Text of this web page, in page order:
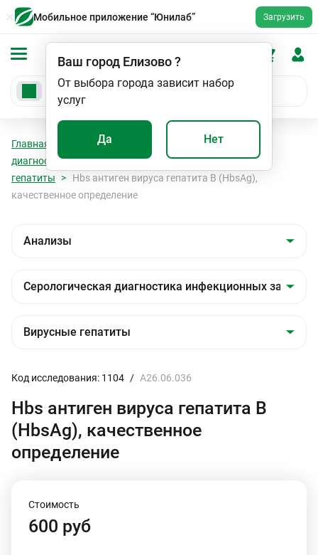
Мобильное приложение “Юнилаб” Загрузить
Ваш город Елизово?
От выбора города зависит набор
услуг
Да Нет
Главная Анализы
Серологическая
диагностика инфекционных заболеваний
Вирусные
гепатиты
Hbs антиген вируса гепатита В (HbsAg),
качественное определение
Код исследования: 1104 / A26.06.036
Hbs антиген вируса гепатита В
(HbsAg), качественное
определение
Стоимость
600 руб